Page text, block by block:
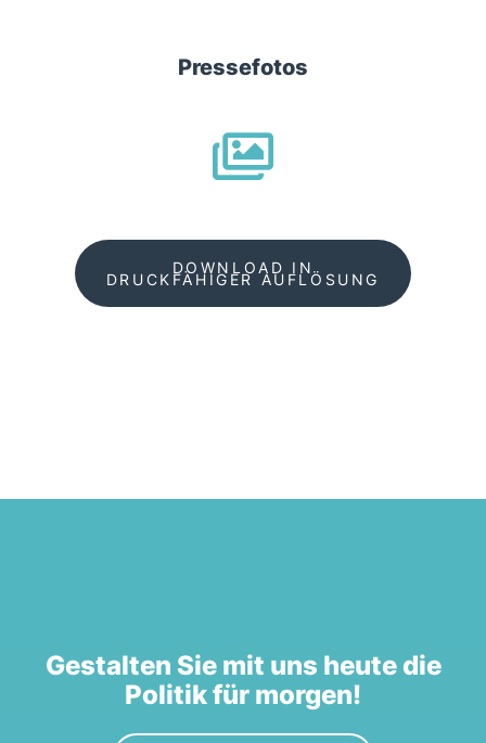
Pressefotos
DOWNLOAD IN
DRUCKFÄHIGER AUFLÖSUNG
Gestalten Sie mit uns heute die
Politik für morgen!